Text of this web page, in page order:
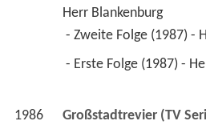
Herr Blankenburg
- Zweite Folge (1987) -
- Erste Folge (1987) -
1986 Großstadtrevier (TV